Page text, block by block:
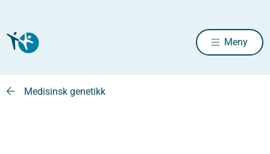
Meny
Medisinsk genetikk